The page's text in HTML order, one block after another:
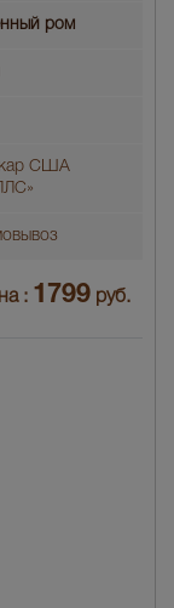
ром
США
: 1799 руб.